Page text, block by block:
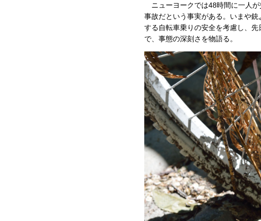
ニューヨークでは48時間に一人が
事故だという事実がある。いまや
する自転車乗りの安全を考慮し、
で、事態の深刻さを物語る。